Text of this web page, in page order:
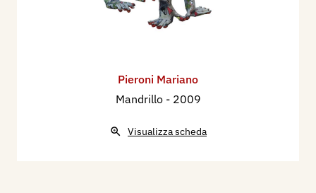
Pieroni Mariano
Mandrillo - 2009
Visualizza scheda